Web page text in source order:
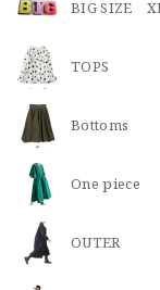
BIG SIZE
TOPS
Bottoms
One piece
OUTER